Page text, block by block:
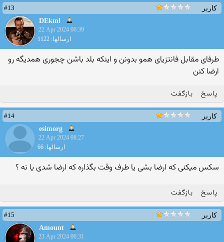
کاربر
#13
DEkml
22 Apr 2024 06:39
ارسالها: 1122
طرفای مقابل فانتزیای همو بدونن و اینکه بلد باشن چجوری همدیگه رو
ارضا کنن
پاسخ بازگفت
کاربر
#14
esimorg
22 Apr 2024 08:27
ارسالها: 66
سکس میکنی که ارضا بشی یا طرف وقت بگذاره که ارضا شدی یا نه ؟
پاسخ بازگفت
کاربر
#15
Amount
23 Apr 2024 06:31